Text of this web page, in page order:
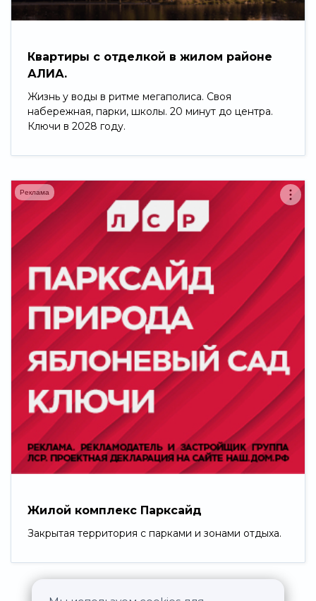
Квартиры с отделкой в жилом районе
АЛИА.
Жизнь у воды в ритме мегаполиса. Своя
набережная, парки, школы. 20 минут до центра.
Ключи в 2028 году.
Жилой комплекс Парксайд
Закрытая территория с парками и зонами отдыха.
Реклама